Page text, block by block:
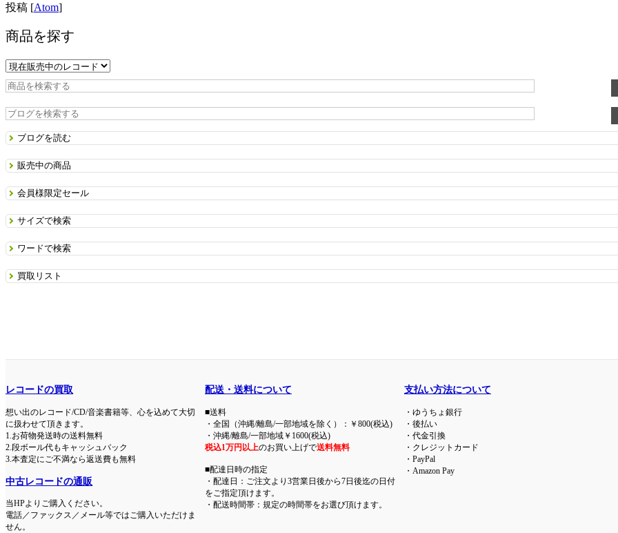
投稿 [Atom]
商品を探す
ブログを読む
販売中の商品
会員様限定セール
サイズで検索
ワードで検索
買取リスト
レコードの買取
想い出のレコード/CD/音楽書籍等、心を込めて大切
に扱わせて頂きます。
1.お荷物発送時の送料無料
2.段ボール代もキャッシュバック
3.本査定にご不満なら返送費も無料
中古レコードの通販
当HPよりご購入ください。
電話／ファックス／メール等ではご購入いただけま
せん。
配送・送料について
■送料
・全国（沖縄/離島/一部地域を除く）：￥800(税込)
・沖縄/離島/一部地域￥1600(税込)
税込1万円以上のお買い上げで送料無料
■配達日時の指定
・配達日：ご注文より3営業日後から7日後迄の日付
をご指定頂けます。
・配送時間帯：規定の時間帯をお選び頂けます。
支払い方法について
・ゆうちょ銀行
・後払い
・代金引換
・クレジットカード
・PayPal
・Amazon Pay